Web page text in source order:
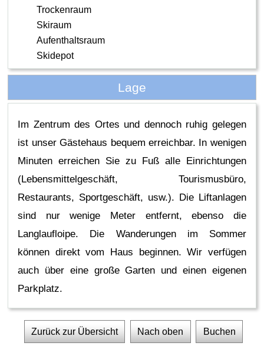
Trockenraum
Skiraum
Aufenthaltsraum
Skidepot
Lage
Im Zentrum des Ortes und dennoch ruhig gelegen
ist unser Gästehaus bequem erreichbar. In wenigen
Minuten erreichen Sie zu Fuß alle Einrichtungen
(Lebensmittelgeschäft, Tourismusbüro,
Restaurants, Sportgeschäft, usw.). Die Liftanlagen
sind nur wenige Meter entfernt, ebenso die
Langlaufloipe. Die Wanderungen im Sommer
können direkt vom Haus beginnen. Wir verfügen
auch über eine große Garten und einen eigenen
Parkplatz.
Zurück zur Übersicht Nach oben Buchen